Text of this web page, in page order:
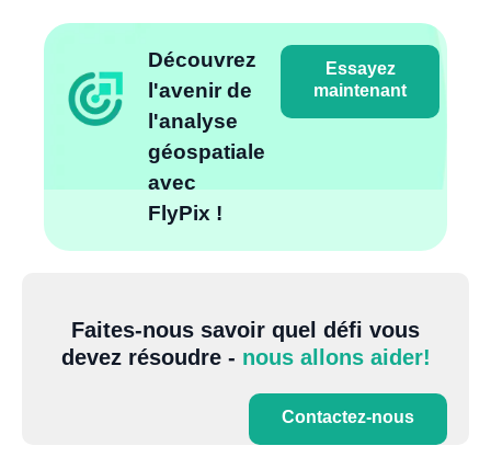
Découvrez
l'avenir de
l'analyse
géospatiale
avec
FlyPix !
Essayez
maintenant
Faites-nous savoir quel défi vous
devez résoudre - nous allons aider!
Contactez-nous